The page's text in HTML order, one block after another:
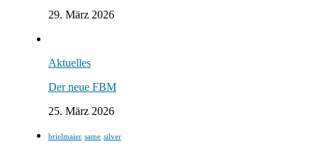
29. März 2026
Aktuelles
Der neue FBM
25. März 2026
brielmaier same silver